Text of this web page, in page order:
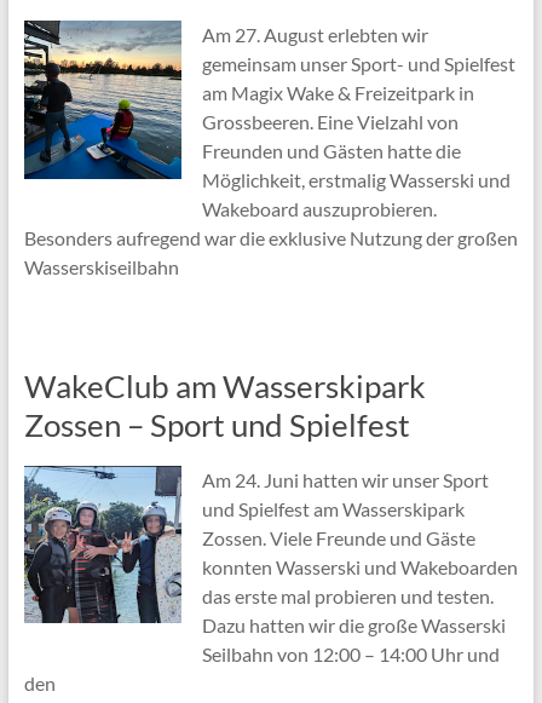
Am 27. August erlebten wir
gemeinsam unser Sport- und Spielfest
am Magix Wake & Freizeitpark in
Grossbeeren. Eine Vielzahl von
Freunden und Gästen hatte die
Möglichkeit, erstmalig Wasserski und
Wakeboard auszuprobieren.
Besonders aufregend war die exklusive Nutzung der großen
Wasserskiseilbahn
WakeClub am Wasserskipark
Zossen – Sport und Spielfest
Am 24. Juni hatten wir unser Sport
und Spielfest am Wasserskipark
Zossen. Viele Freunde und Gäste
konnten Wasserski und Wakeboarden
das erste mal probieren und testen.
Dazu hatten wir die große Wasserski
Seilbahn von 12:00 – 14:00 Uhr und
den